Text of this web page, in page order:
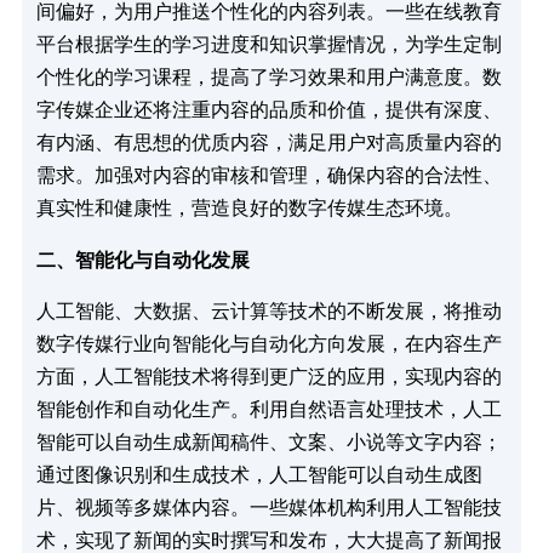
间偏好，为用户推送个性化的内容列表。一些在线教育
平台根据学生的学习进度和知识掌握情况，为学生定制
个性化的学习课程，提高了学习效果和用户满意度。数
字传媒企业还将注重内容的品质和价值，提供有深度、
有内涵、有思想的优质内容，满足用户对高质量内容的
需求。加强对内容的审核和管理，确保内容的合法性、
真实性和健康性，营造良好的数字传媒生态环境。​
二、智能化与自动化发展​
人工智能、大数据、云计算等技术的不断发展，将推动
数字传媒行业向智能化与自动化方向发展，在内容生产
方面，人工智能技术将得到更广泛的应用，实现内容的
智能创作和自动化生产。利用自然语言处理技术，人工
智能可以自动生成新闻稿件、文案、小说等文字内容；
通过图像识别和生成技术，人工智能可以自动生成图
片、视频等多媒体内容。一些媒体机构利用人工智能技
术，实现了新闻的实时撰写和发布，大大提高了新闻报